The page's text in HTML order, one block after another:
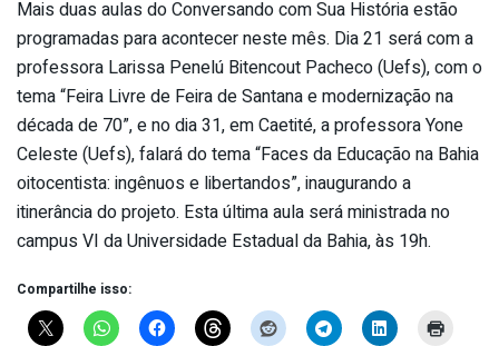
Mais duas aulas do Conversando com Sua História estão
programadas para acontecer neste mês. Dia 21 será com a
professora Larissa Penelú Bitencout Pacheco (Uefs), com o
tema “Feira Livre de Feira de Santana e modernização na
década de 70”, e no dia 31, em Caetité, a professora Yone
Celeste (Uefs), falará do tema “Faces da Educação na Bahia
oitocentista: ingênuos e libertandos”, inaugurando a
itinerância do projeto. Esta última aula será ministrada no
campus VI da Universidade Estadual da Bahia, às 19h.
Compartilhe isso: